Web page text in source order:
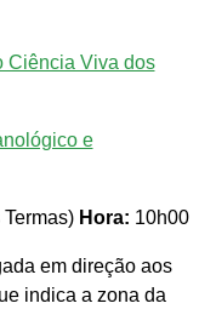
Ciência Viva dos
e
Hora: 10h00
em direção aos
indica a zona da